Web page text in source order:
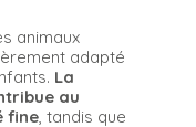
animaux
adapté
La
au
fine , tandis que